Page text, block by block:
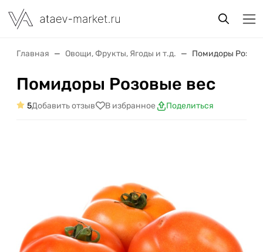
Главная Овощи, Фрукты, Ягоды и т.д. Помидоры
Помидоры Розовые вес
5Добавить отзыв В избранное Поделиться